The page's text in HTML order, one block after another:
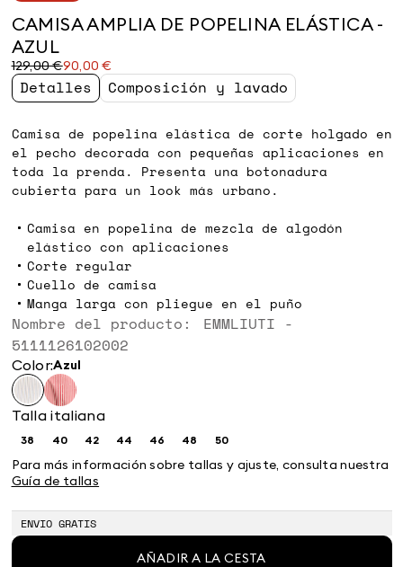
CAMISA AMPLIA DE POPELINA ELÁSTICA -
AZUL
129,00 €90,00 €
Precio
original
129,00
Precio
actual
90,00
Detalles Composición y lavado
Camisa de popelina elástica de corte holgado en
el pecho decorada con pequeñas aplicaciones en
toda la prenda. Presenta una botonadura
cubierta para un look más urbano.
Camisa en popelina de mezcla de algodón
elástico con aplicaciones
Corte regular
Cuello de camisa
Manga larga con pliegue en el puño
Nombre del producto: EMMLIUTI -
5111126102002
Color: azul
Talla italiana
38Size: 40Size:
40
42Size:44Size:
44
46Size:
46
48Size:
48
50Size:
Para más información sobre tallas y ajuste, consulta nuestra
Guía de tallas
ENVIO GRATIS
AÑADIR A LA CESTA